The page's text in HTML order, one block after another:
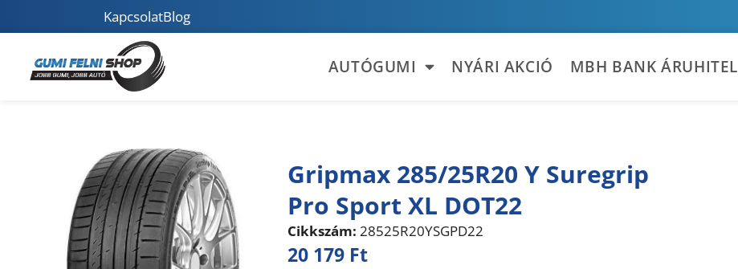
KapcsolatBlog
AUTÓGUMI NYÁRI AKCIÓ MBH BANK ÁRUHITEL
Gripmax 285/25R20 Y Suregrip
Pro Sport XL DOT22
Cikkszám: 28525R20YSGPD22
20 179 Ft